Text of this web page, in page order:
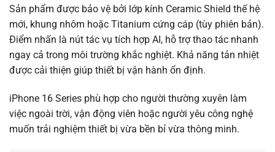
Sản phẩm được bảo vệ bởi lớp kính Ceramic Shield thế hệ
mới, khung nhôm hoặc Titanium cứng cáp (tùy phiên bản).
Điểm nhấn là nút tác vụ tích hợp AI, hỗ trợ thao tác nhanh
ngay cả trong môi trường khắc nghiệt. Khả năng tản nhiệt
được cải thiện giúp thiết bị vận hành ổn định.
iPhone 16 Series phù hợp cho người thường xuyên làm
việc ngoài trời, vận động viên hoặc người yêu công nghệ
muốn trải nghiệm thiết bị vừa bền bỉ vừa thông minh.